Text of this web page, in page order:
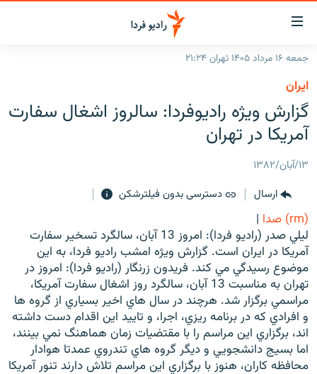
لینک‌های
قابلیت
دسترسی
بازگشت
به
منوی
اصلی
رفتن
صفحه
جستجو
ایران
جهان
برنامه‌های رادیویی
فرکانس‌ها
پادکست
چندرسانه‌ای
گزارش‌های تصویری
گزارش‌های ویدئویی
زنان فردا
English
به ما بپیوندید
جمعه ۱۶ مرداد ۱۴۰۵ تهران ۲۱:۲۴
ايران
گزارش ويژه راديوفردا: سالروز اشغال سفارت
آمريکا در تهران
۱۳/آبان/۱۳۸۲
ارسال
دسترسی بدون فیلترشکن
(rm) صدا
|
ليلي صدر (راديو فردا): امروز 13 آبان، سالگرد تسخير سفارت
آمريکا در ايران است. گزارش ويژه امشب راديو فردا، به اين
موضوع رسيدگي مي کند. فريدون زرنگار (راديو فردا): امروز در
تهران به مناسبت 13 آبان، سالگرد روز اشغال سفارت آمريکا،
مراسمي برگزار شد. هرچند در سال هاي اخير بسياري از گروه ها
و افرادي که در برنامه ريزي، اجرا، و تاييد اين اقدام دست داشته
اند، برگزاري اين مراسم را با مقتضيات زمان هماهنگ نمي بينند،
اما بسيج دانشجويي و ديگر گروه هاي تندروي عمدتا هوادار
محافظه کاران، هنوز با برگزاري اين مراسم تلاش دارند تنور آمريکا